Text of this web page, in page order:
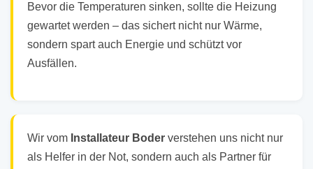
Bevor die Temperaturen sinken, sollte die Heizung
gewartet werden – das sichert nicht nur Wärme,
sondern spart auch Energie und schützt vor
Ausfällen.
Wir vom Installateur Boder verstehen uns nicht nur
als Helfer in der Not, sondern auch als Partner für